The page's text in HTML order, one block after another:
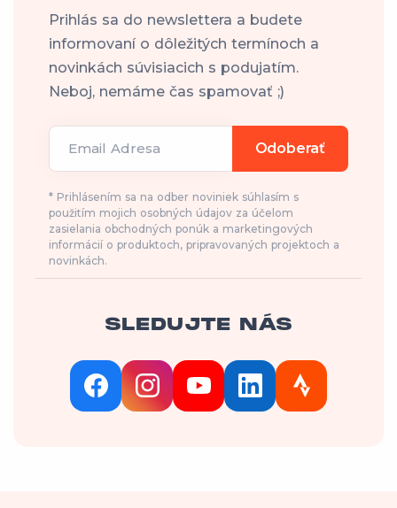
Prihlás sa do newslettera a budete
informovaní o dôležitých termínoch a
novinkách súvisiacich s podujatím.
Neboj, nemáme čas spamovať ;)
Email Adresa Odoberať
* Prihlásením sa na odber noviniek súhlasím s
použitím mojich osobných údajov za účelom
zasielania obchodných ponúk a marketingových
informácií o produktoch, pripravovaných projektoch a
novinkách.
SLEDUJTE NÁS